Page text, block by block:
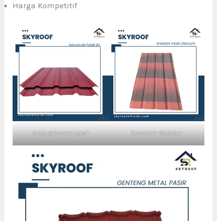
Harga Kompetitif
Atap galvalum pasir Galvalum Ondulen